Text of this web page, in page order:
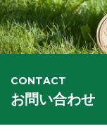
CONTACT
お問い合わせ